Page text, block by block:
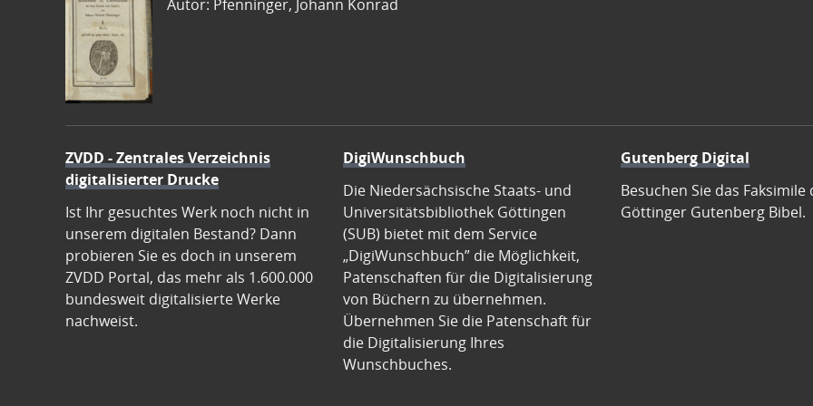
Autor: Pfenninger, Johann Konrad
ZVDD - Zentrales Verzeichnis
digitalisierter Drucke
Ist Ihr gesuchtes Werk noch nicht in
unserem digitalen Bestand? Dann
probieren Sie es doch in unserem
ZVDD Portal, das mehr als 1.600.000
bundesweit digitalisierte Werke
nachweist.
DigiWunschbuch
Die Niedersächsische Staats- und
Universitätsbibliothek Göttingen
(SUB) bietet mit dem Service
„DigiWunschbuch” die Möglichkeit,
Patenschaften für die Digitalisierung
von Büchern zu übernehmen.
Übernehmen Sie die Patenschaft für
die Digitalisierung Ihres
Wunschbuches.
Gutenberg Digital
Besuchen Sie das Faksimile
Göttinger Gutenberg Bibel.